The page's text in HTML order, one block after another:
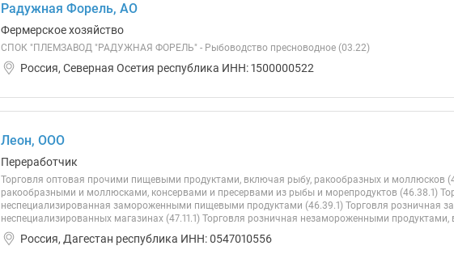
Радужная Форель, АО
Фермерское хозяйство
СПОК "ПЛЕМЗАВОД "РАДУЖНАЯ ФОРЕЛЬ" - Рыбоводство пресноводное (03.22)
Россия, Северная Осетия республика ИНН: 1500000522
Леон, ООО
Переработчик
Торговля оптовая прочими пищевыми продуктами, включая рыбу, ракообразных и моллюсков
ракообразными и моллюсками, консервами и пресервами из рыбы и морепродуктов (46.38.1)
неспециализированная замороженными пищевыми продуктами (46.39.1) Торговля розничная
неспециализированных магазинах (47.11.1) Торговля розничная незамороженными продуктами,
Россия, Дагестан республика ИНН: 0547010556